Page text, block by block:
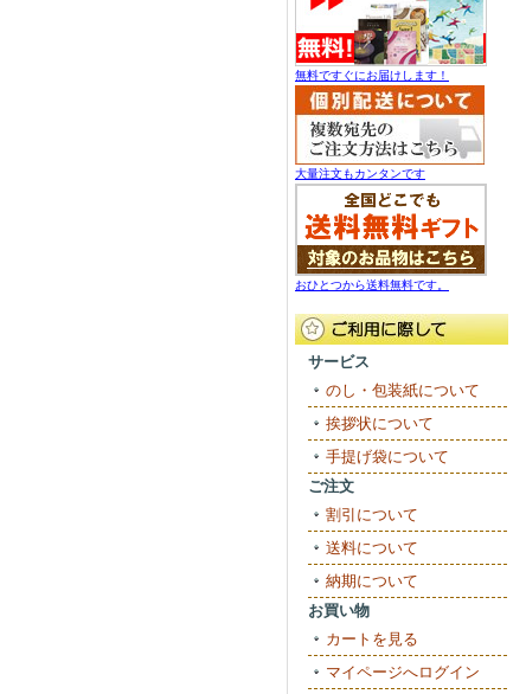
無料ですぐにお届けします！
大量注文もカンタンです
おひとつから送料無料です。
サービス
のし・包装紙について
挨拶状について
手提げ袋について
ご注文
割引について
送料について
納期について
お買い物
カートを見る
マイページへログイン